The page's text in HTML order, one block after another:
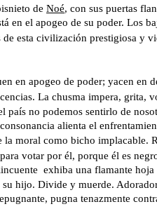
de Noé, con sus puertas
en el apogeo de su poder. Los
de esta civilización prestigiosa y
en apogeo de poder; yacen en
La chusma impera, grita,
país no podemos sentirlo de
alienta el
la moral como bicho implacable.
votar por él, porque él es
exhiba una flamante
hijo. Divide y muerde.
pugna tenazmente